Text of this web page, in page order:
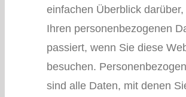
einfachen Überblick
Ihren personenbezogenen
passiert, wenn Sie diese
besuchen.
sind alle Daten, mit denen